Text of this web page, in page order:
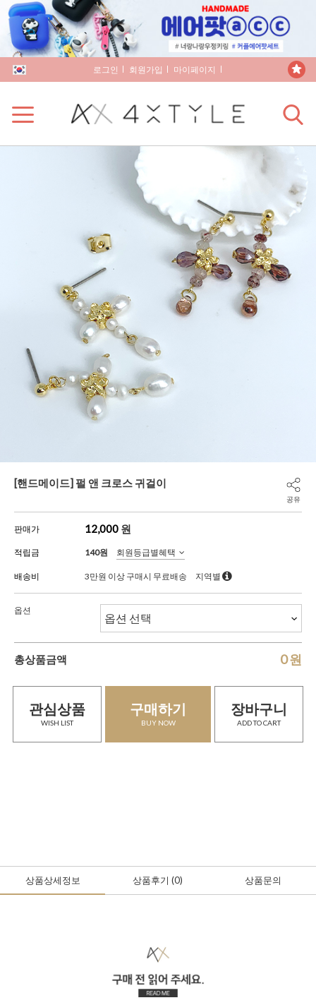
로그인 회원가입 마이페이지
[핸드메이드] 펄 앤 크로스 귀걸이
공유
판매가 12,000 원
적립금 140원 회원등급별혜택
배송비 3만원 이상 구매시 무료배송 지역별
옵션
총상품금액 0원
관심상품
WISH LIST
구매하기
BUY NOW
장바구니
ADD TO CART
상품상세정보 상품후기 (0) 상품문의